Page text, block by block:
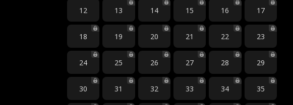
12 13 14 15 16 17
18 19 20 21 22 23
24 25 26 27 28 29
30 31 32 33 34 35